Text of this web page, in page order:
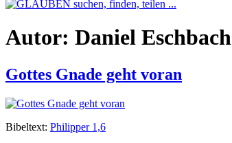
Autor: Daniel Eschbach
Gottes Gnade geht voran
Bibel­text: Philip­per 1,6